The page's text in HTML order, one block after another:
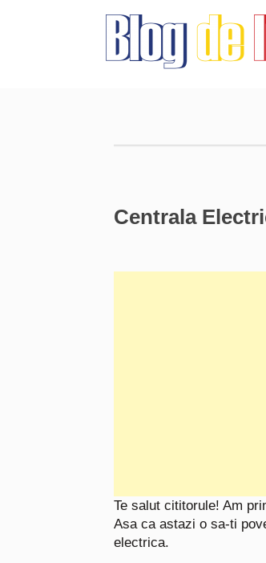
Centrala
Te salut cititorule! Am
Asa ca astazi o sa-ti
electrica.